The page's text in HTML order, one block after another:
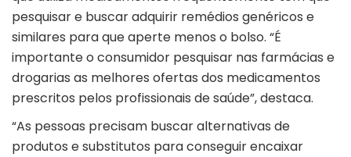
pesquisar e buscar adquirir remédios genéricos e
similares para que aperte menos o bolso. “É
importante o consumidor pesquisar nas farmácias e
drogarias as melhores ofertas dos medicamentos
prescritos pelos profissionais de saúde”, destaca.
“As pessoas precisam buscar alternativas de
produtos e substitutos para conseguir encaixar